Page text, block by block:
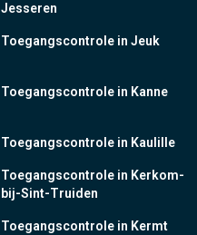
Jesseren
Toegangscontrole in Jeuk
Toegangscontrole in Kanne
Toegangscontrole in Kaulille
Toegangscontrole in Kerkom-
bij-Sint-Truiden
Toegangscontrole in Kermt